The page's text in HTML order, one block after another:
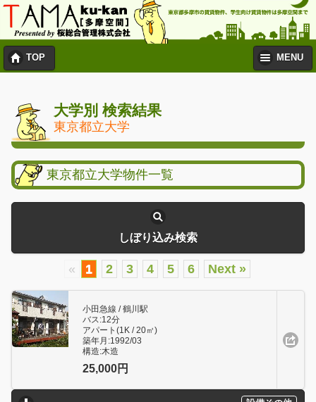
TOP MENU
大学別 検索結果
東京都立大学
東京都立大学物件一覧
しぼり込み検索
« 1 2 3 4 5 6 Next »
小田急線 / 鶴川駅
バス:12分
アパート(1K / 20㎥)
築年月:1992/03
構造:木造
25,000円